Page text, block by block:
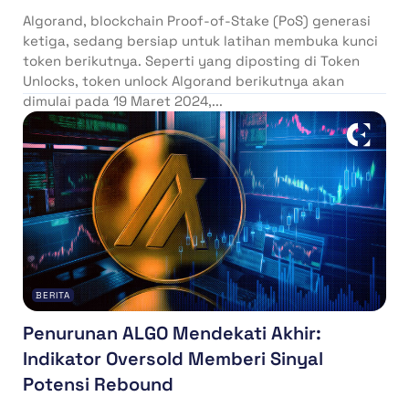
Algorand, blockchain Proof-of-Stake (PoS) generasi
ketiga, sedang bersiap untuk latihan membuka kunci
token berikutnya. Seperti yang diposting di Token
Unlocks, token unlock Algorand berikutnya akan
dimulai pada 19 Maret 2024,...
BERITA
Penurunan ALGO Mendekati Akhir:
Indikator Oversold Memberi Sinyal
Potensi Rebound